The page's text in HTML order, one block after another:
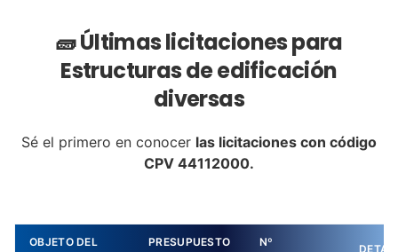
🧱 Últimas licitaciones para
Estructuras de edificación
diversas
Sé el primero en conocer las licitaciones con código
CPV 44112000.
OBJETO DEL
PRESUPUESTO
Nº